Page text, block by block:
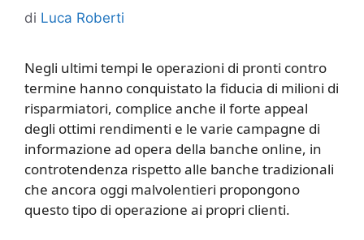
di Luca Roberti
Negli ultimi tempi le operazioni di pronti contro
termine hanno conquistato la fiducia di milioni di
risparmiatori, complice anche il forte appeal
degli ottimi rendimenti e le varie campagne di
informazione ad opera della banche online, in
controtendenza rispetto alle banche tradizionali
che ancora oggi malvolentieri propongono
questo tipo di operazione ai propri clienti.